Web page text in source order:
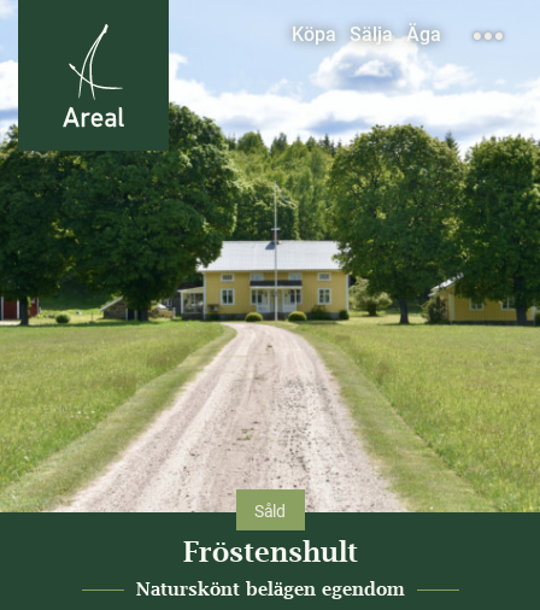
Köpa Sälja Äga
Såld
Fröstenshult
Naturskönt belägen egendom